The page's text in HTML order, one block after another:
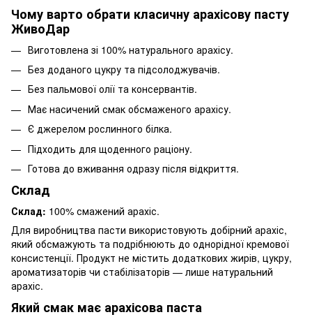
Чому варто обрати класичну арахісову пасту
ЖивоДар
Виготовлена зі 100% натурального арахісу.
Без доданого цукру та підсолоджувачів.
Без пальмової олії та консервантів.
Має насичений смак обсмаженого арахісу.
Є джерелом рослинного білка.
Підходить для щоденного раціону.
Готова до вживання одразу після відкриття.
Склад
Склад: 100% смажений арахіс.
Для виробництва пасти використовують добірний арахіс,
який обсмажують та подрібнюють до однорідної кремової
консистенції. Продукт не містить додаткових жирів, цукру,
ароматизаторів чи стабілізаторів — лише натуральний
арахіс.
Який смак має арахісова паста